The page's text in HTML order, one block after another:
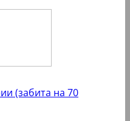
(забита на 70